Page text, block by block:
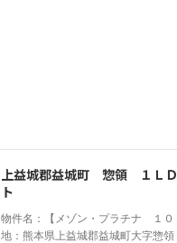
上益城郡益城町 惣領 １Ｌ
ト
物件名：【メゾン・プラチナ １０
地：熊本県上益城郡益城町大字惣